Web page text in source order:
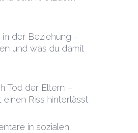
in der Beziehung –
und was du damit
Tod der Eltern –
Riss hinterlässt
in sozialen